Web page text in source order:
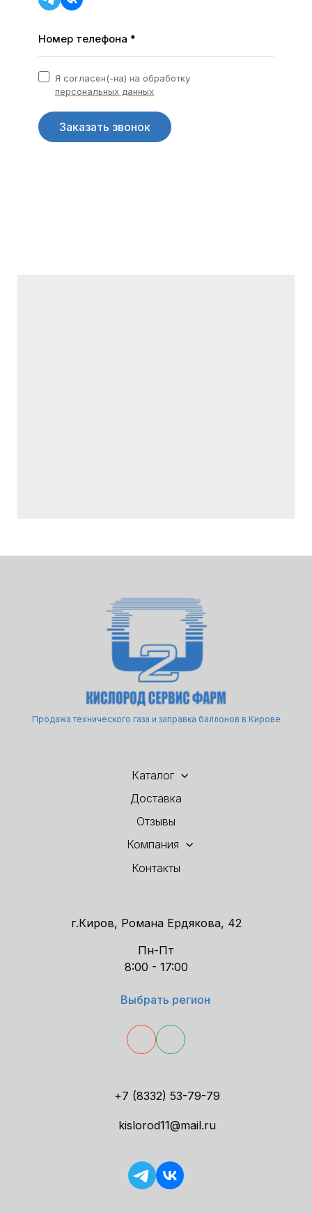
Номер телефона *
Заказать звонок
Я согласен(-на) на обработку
персональных данных
Продажа технического газа и заправка баллонов в Кирове
Каталог
Доставка
Отзывы
Компания
Контакты
г.Киров, Романа Ердякова, 42
Пн-Пт
8:00 - 17:00
Выбрать регион
+7 (8332) 53-79-79
kislorod11@mail.ru